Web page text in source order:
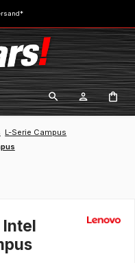
L-Serie Campus
Intel